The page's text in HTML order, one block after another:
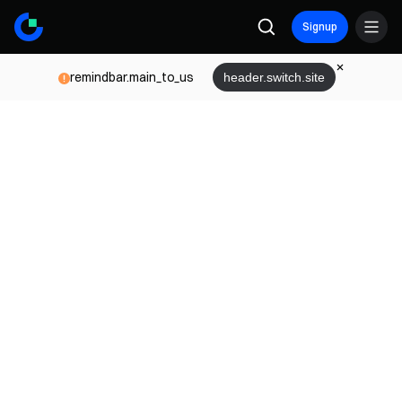
Signup
remindbar.main_to_us header.switch.site